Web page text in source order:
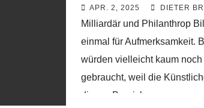
APR. 2, 2025 DIETER
Milliardär und Philanthrop
einmal für Aufmerksamkeit.
würden vielleicht kaum
gebraucht, weil die
diesen Bereichen…